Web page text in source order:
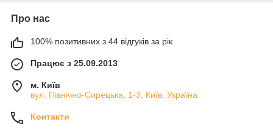
Про нас
100% позитивних з 44 відгуків за рік
Працює з 25.09.2013
м. Київ
вул. Північно-Сирецька, 1-3, Київ, Україна
Контакти